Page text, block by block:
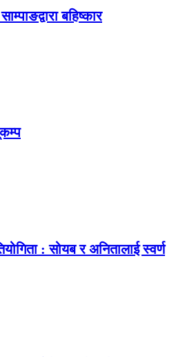
बहिष्कार
: सोयब र अनितालाई स्वर्ण